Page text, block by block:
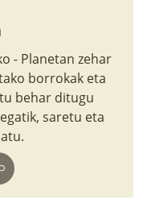
- Planetan zehar
borrokak eta
behar ditugu
saretu eta